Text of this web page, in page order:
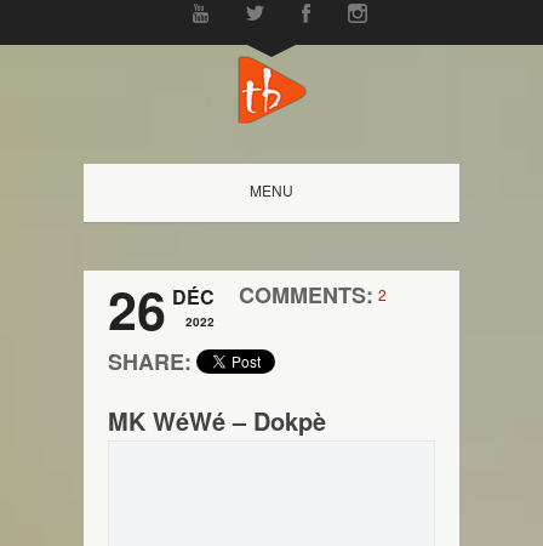
MENU
26 DÉC
2022
COMMENTS: 2
SHARE:
MK WéWé – Dokpè